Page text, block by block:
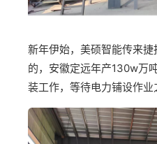
新年伊始，美硕智能传来
的，安徽定远年产130w万
装工作，等待电力铺设作业